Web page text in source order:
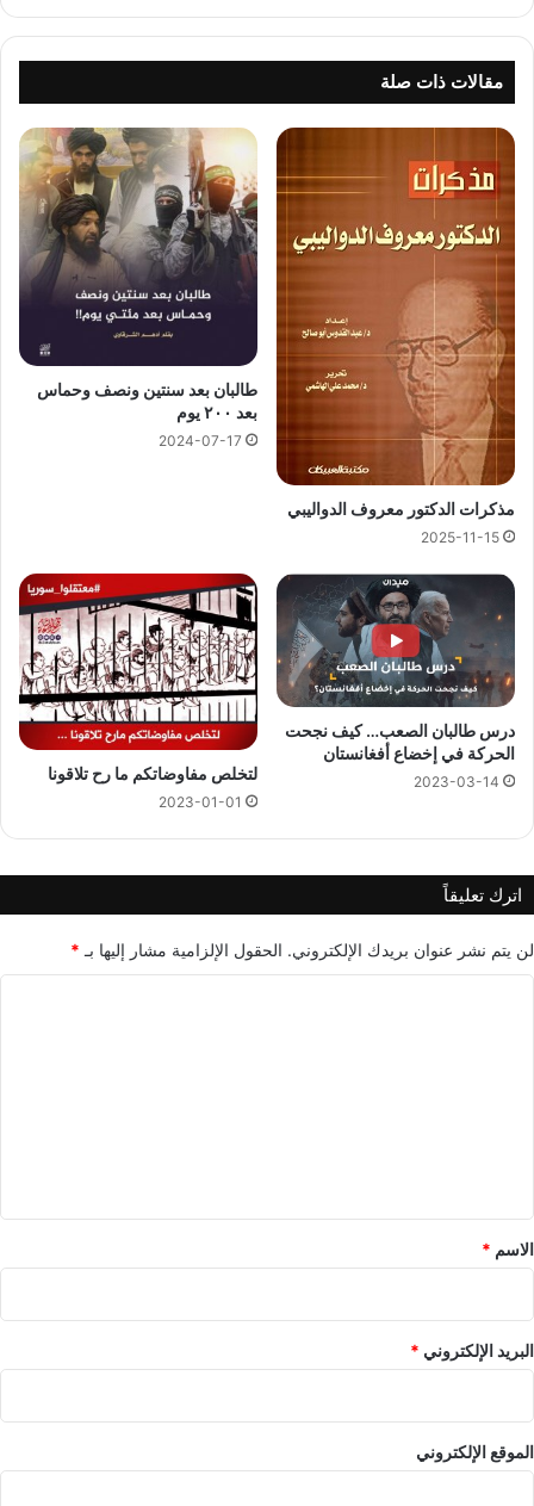
مقالات ذات صلة
مذكرات الدكتور معروف الدواليبي
2025-11-15
طالبان بعد سنتين ونصف وحماس
بعد ٢٠٠ يوم
2024-07-17
درس طالبان الصعب… كيف نجحت
الحركة في إخضاع أفغانستان
2023-03-14 لتخلص مفاوضاتكم ما رح تلاقونا
2023-01-01
اترك تعليقاً
لن يتم نشر عنوان بريدك الإلكتروني. الحقول الإلزامية مشار إليها بـ *
*
الاسم *
البريد الإلكتروني *
الموقع الإلكتروني